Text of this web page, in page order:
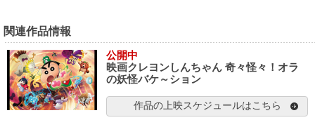
関連作品情報
公開中
映画クレヨンしんちゃん 奇々怪々！オラ
の妖怪バケ～ション
作品の上映スケジュールはこちら